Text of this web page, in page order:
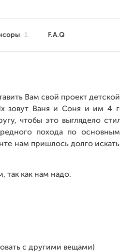
1 F.A.Q
Вам свой проект
зовут Ваня и Соня и им 4
чтобы это выглядело
похода по
нам пришлось долго
так как нам надо.
с другими вещами)